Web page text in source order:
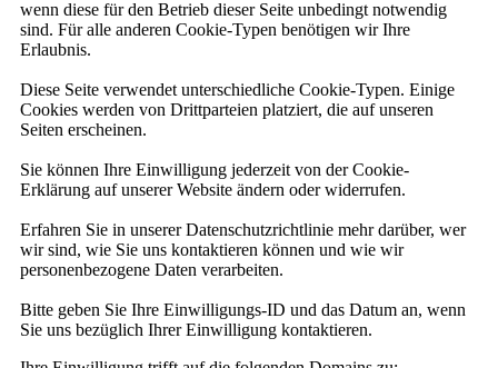
wenn diese für den Betrieb dieser Seite unbedingt notwendig
sind. Für alle anderen Cookie-Typen benötigen wir Ihre
Erlaubnis.
Diese Seite verwendet unterschiedliche Cookie-Typen. Einige
Cookies werden von Drittparteien platziert, die auf unseren
Seiten erscheinen.
Sie können Ihre Einwilligung jederzeit von der Cookie-
Erklärung auf unserer Website ändern oder widerrufen.
Erfahren Sie in unserer Datenschutzrichtlinie mehr darüber, wer
wir sind, wie Sie uns kontaktieren können und wie wir
personenbezogene Daten verarbeiten.
Bitte geben Sie Ihre Einwilligungs-ID und das Datum an, wenn
Sie uns bezüglich Ihrer Einwilligung kontaktieren.